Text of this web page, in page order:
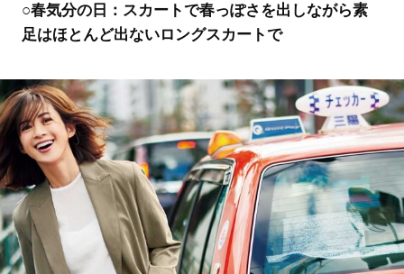
○春気分の日：スカートで春っぽさを出しながら素
足はほとんど出ないロングスカートで